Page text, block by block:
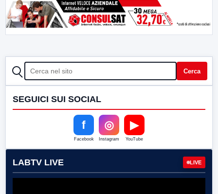
CERCA Cerca
SEGUICI SUI SOCIAL
f
Facebook
◎
Instagram
▶
YouTube
LABTV LIVE LIVE